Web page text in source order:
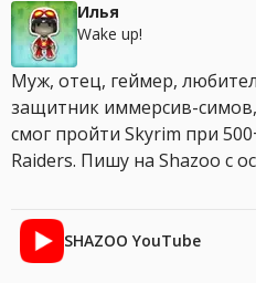
Илья
Wake up!
Муж, отец, геймер,
защитник иммерсив-
смог пройти Skyrim при
Raiders. Пишу на Shazoo с
SHAZOO YouTube